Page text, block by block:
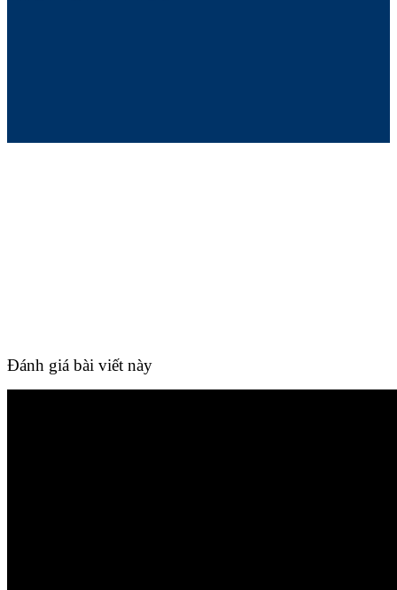
Đánh giá bài viết này